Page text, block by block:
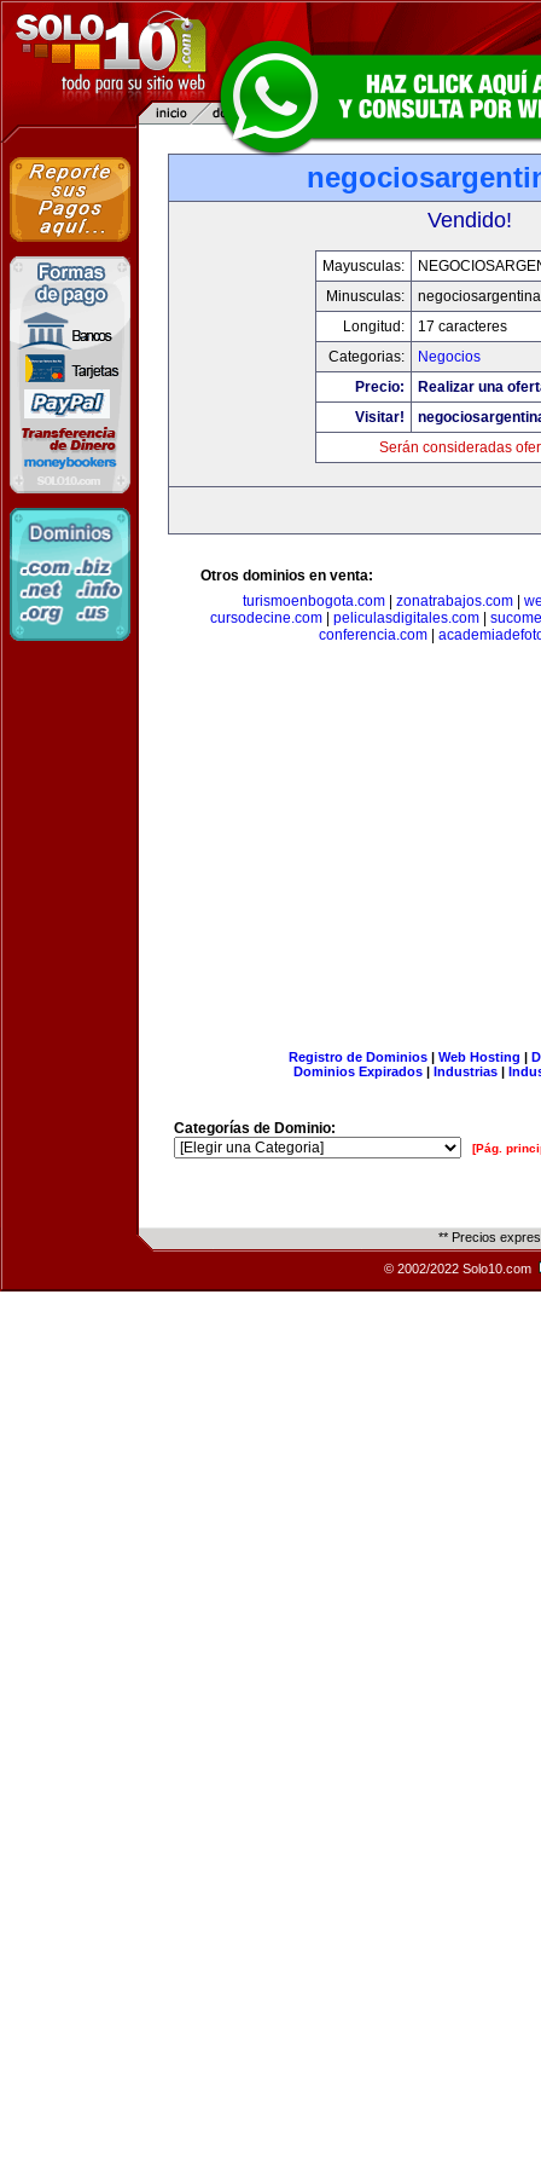
Vendido!
Mayusculas:
Minusculas:
Longitud:
17 caracteres
Categorias:
Negocios
Precio:
Realizar una
Visitar!
Serán consideradas
Otros dominios en venta:
turismoenbogota.com
zonatrabajos.com
cursodecine.com
peliculasdigitales.com
conferencia.com
Registro de Dominios| Web Hosting |
Dominios Expirados | Industrias |
Categorías de Dominio:
[Pág.
** Precios
© 2002/2022 Solo10.com